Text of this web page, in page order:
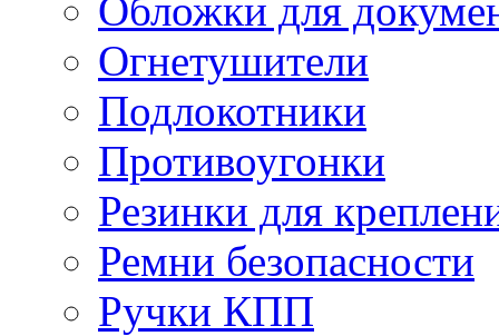
Обложки для
Огнетушители
Подлокотники
Противоугонки
Резинки для
Ремни безопасности
Ручки КПП